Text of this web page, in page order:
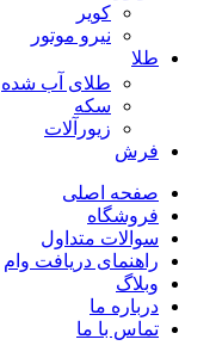
کویر
نیرو موتور
طلا
طلای آب شده
سکه
زیورآلات
فرش
صفحه اصلی
فروشگاه
سوالات متداول
راهنمای دریافت وام
وبلاگ
درباره ما
تماس با ما